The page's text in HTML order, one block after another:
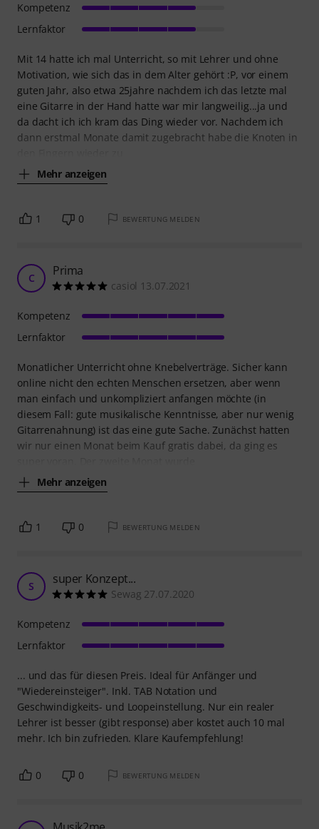
Mit 14 hatte ich mal Unterricht, so mit Lehrer und ohne
Motivation, wie sich das in dem Alter gehört :P, vor einem
guten Jahr, also etwa 25jahre nachdem ich das letzte mal
eine Gitarre in der Hand hatte war mir langweilig...ja und
da dacht ich ich kram das Ding wieder vor. Nachdem ich
dann erstmal Monate damit zugebracht habe die Knoten in
Mehr anzeigen
Kompetenz
Lernfaktor
1 0 BEWERTUNG MELDEN
C Prima
casiol 13.07.2021
Monatlicher Unterricht ohne Knebelverträge. Sicher kann
online nicht den echten Menschen ersetzen, aber wenn
man einfach und unkompliziert anfangen möchte (in
diesem Fall: gute musikalische Kenntnisse, aber nur wenig
Gitarrenahnung) ist das eine gute Sache. Zunächst hatten
wir nur einen Monat beim Kauf gratis dabei, da ging es
Mehr anzeigen
Kompetenz
Lernfaktor
1 0 BEWERTUNG MELDEN
S super Konzept...
Sewag 27.07.2020
... und das für diesen Preis. Ideal für Anfänger und
"Wiedereinsteiger". Inkl. TAB Notation und
Geschwindigkeits- und Loopeinstellung. Nur ein realer
Lehrer ist besser (gibt response) aber kostet auch 10 mal
mehr. Ich bin zufrieden. Klare Kaufempfehlung!
Kompetenz
Lernfaktor
0 0 BEWERTUNG MELDEN